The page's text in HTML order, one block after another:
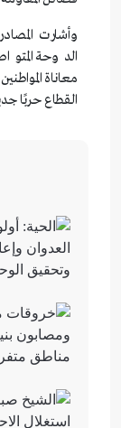
وأشارت
الدوحة
معاناة
القطاع حربًا